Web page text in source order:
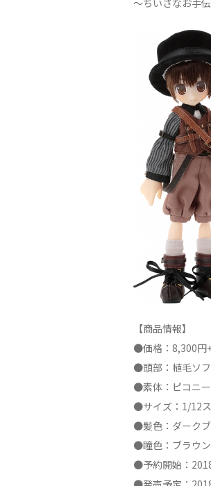
～ちいさなお手
【商品情報】
●価格：8,300円
●頭部：植毛ソ
●素体：ピコニ
●サイズ：1/12ス
●髪色：ダーク
●瞳色：ブラウン
●予約開始：